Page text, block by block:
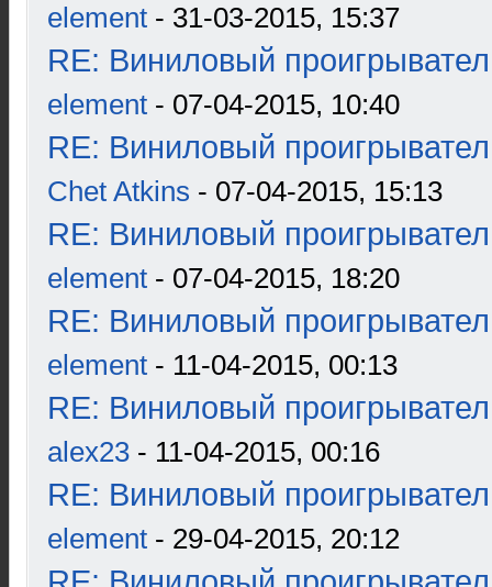
element - 31-03-2015, 15:37
RE: Виниловый
element - 07-04-2015, 10:40
RE: Виниловый
Chet Atkins - 07-04-2015, 15:13
RE: Виниловый
element - 07-04-2015, 18:20
RE: Виниловый
element - 11-04-2015, 00:13
RE: Виниловый
alex23 - 11-04-2015, 00:16
RE: Виниловый
element - 29-04-2015, 20:12